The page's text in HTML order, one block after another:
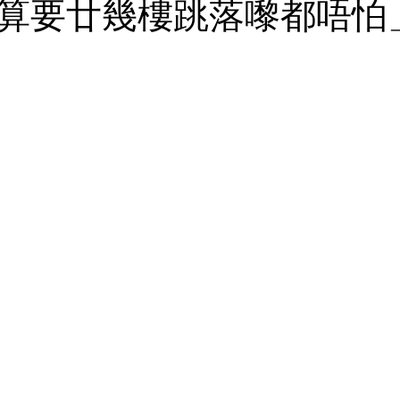
要廿幾樓跳落嚟都唔怕